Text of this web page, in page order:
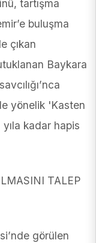
tartışma
buluşma
çıkan
Baykara
yönelik 'Kasten
kadar hapis
TALEP
görülen